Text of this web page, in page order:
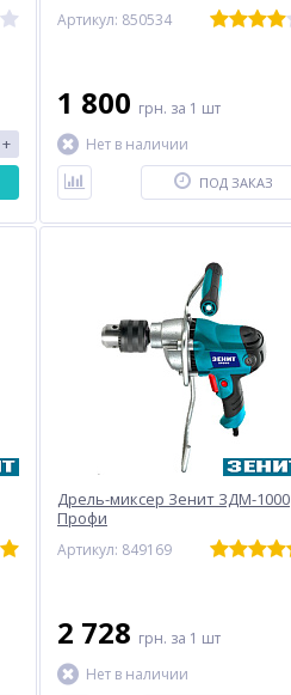
+
Артикул: 850534
1 800 грн. за 1 шт
Нет в наличии
ПОД ЗАКАЗ
Дрель-миксер Зенит ЗДМ-1000
Профи
Артикул: 849169
2 728 грн. за 1 шт
Нет в наличии